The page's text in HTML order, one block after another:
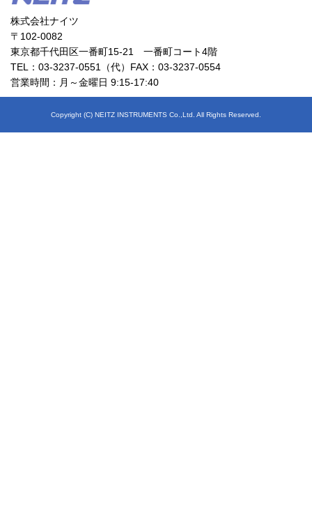
株式会社ナイツ
〒102-0082
東京都千代田区一番町15-21 一番町コート4階
TEL：03-3237-0551（代）FAX：03-3237-0554
営業時間：月～金曜日 9:15-17:40
Copyright (C) NEITZ INSTRUMENTS Co.,Ltd. All Rights Reserved.